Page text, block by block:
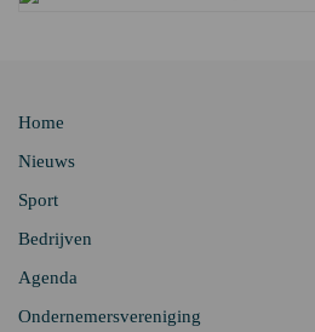
Home
Nieuws
Sport
Bedrijven
Agenda
Ondernemersvereniging